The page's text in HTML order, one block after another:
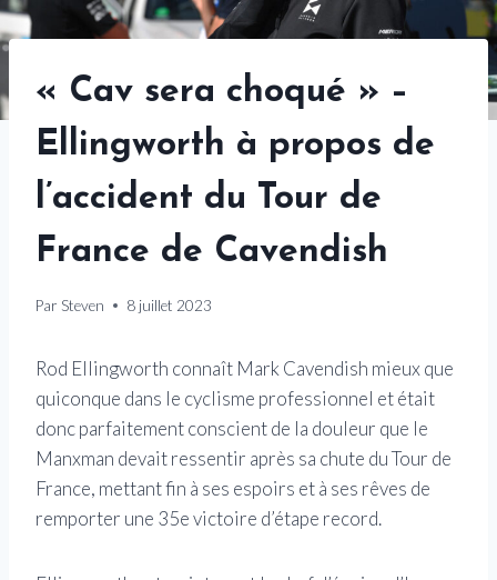
« Cav sera choqué » –
Ellingworth à propos de
l’accident du Tour de
France de Cavendish
Par Steven 8 juillet 2023
Rod Ellingworth connaît Mark Cavendish mieux que
quiconque dans le cyclisme professionnel et était
donc parfaitement conscient de la douleur que le
Manxman devait ressentir après sa chute du Tour de
France, mettant fin à ses espoirs et à ses rêves de
remporter une 35e victoire d’étape record.